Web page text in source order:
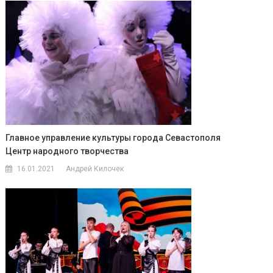
Главное управление культуры города Севастополя
Центр народного творчества
16.01.2021 Андрей Килочек